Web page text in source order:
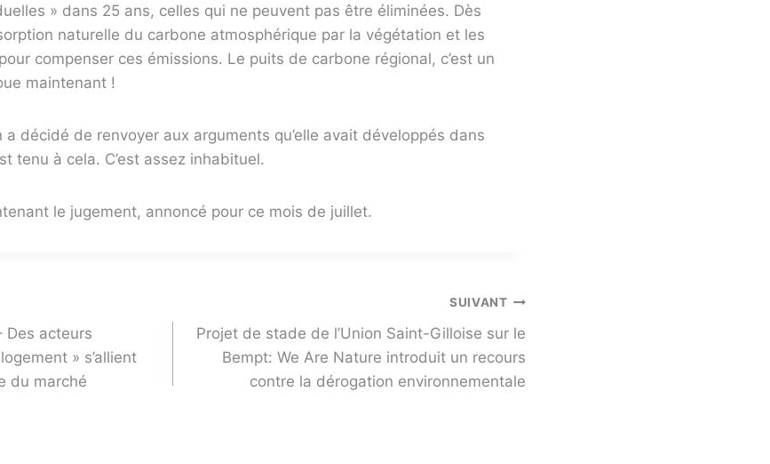
» dans 25 ans, celles qui ne peuvent pas être éliminées. Dès
naturelle du carbone atmosphérique par la végétation et les
compenser ces émissions. Le puits de carbone régional, c’est un
maintenant !
a décidé de renvoyer aux arguments qu’elle avait développés dans
tenu à cela. C’est assez inhabituel.
le jugement, annoncé pour ce mois de juillet.
Des acteurs
» s’allient
du marché
SUIVANT
Projet de stade de l’Union Saint-Gilloise sur le
Bempt: We Are Nature introduit un recours
contre la dérogation environnementale